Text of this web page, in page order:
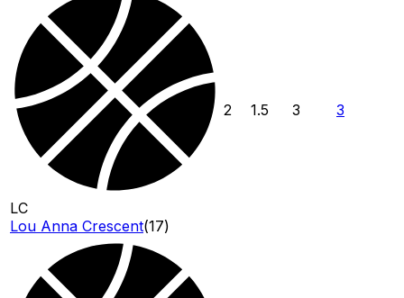
LC
Lou Anna Crescent(17)
2 1.5 3 3